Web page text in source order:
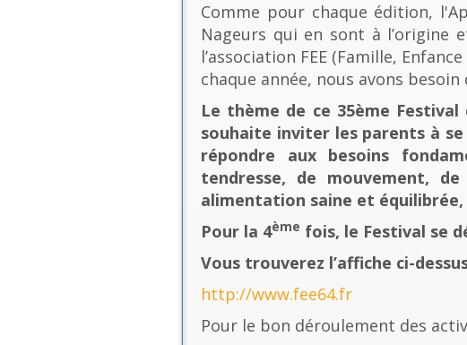
Comme pour chaque édition,
Nageurs qui en sont à l’origine
l’association FEE (Famille,
chaque année, nous avons
Le thème de ce 35ème
souhaite inviter les parents à
répondre aux besoins
tendresse, de mouvement,
alimentation saine et
Pour la 4ème fois, le Festival se
Vous trouverez l’affiche ci-
http://www.fee64.fr
Pour le bon déroulement des